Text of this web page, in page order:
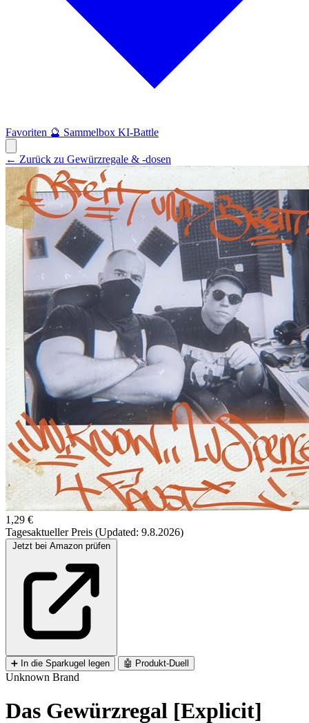
Favoriten 🔮 Sammelbox KI-Battle
← Zurück zu Gewürzregale & -dosen
1,29 €
Tagesaktueller Preis (Updated: 9.8.2026)
➕ In die Sparkugel legen 🤖 Produkt-Duell
Unknown Brand
Das Gewürzregal [Explicit]